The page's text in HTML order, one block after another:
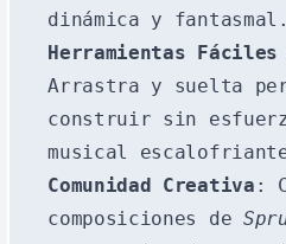
dinámica y fantasmal.
Herramientas Fáciles
Arrastra y suelta
construir sin
musical
Comunidad Creativa :
composiciones de